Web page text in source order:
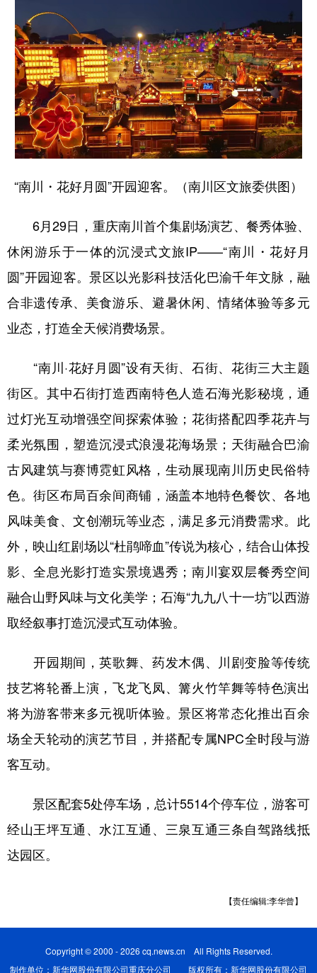
“南川・花好月圆”开园迎客。（南川区文旅委供图）
6月29日，重庆南川首个集剧场演艺、餐秀体验、
休闲游乐于一体的沉浸式文旅IP——“南川・花好月
圆”开园迎客。景区以光影科技活化巴渝千年文脉，融
合非遗传承、美食游乐、避暑休闲、情绪体验等多元
业态，打造全天候消费场景。
“南川·花好月圆”设有天街、石街、花街三大主题
街区。其中石街打造西南特色人造石海光影秘境，通
过灯光互动增强空间探索体验；花街搭配四季花卉与
柔光氛围，塑造沉浸式浪漫花海场景；天街融合巴渝
古风建筑与赛博霓虹风格，生动展现南川历史民俗特
色。街区布局百余间商铺，涵盖本地特色餐饮、各地
风味美食、文创潮玩等业态，满足多元消费需求。此
外，映山红剧场以“杜鹃啼血”传说为核心，结合山体投
影、全息光影打造实景境遇秀；南川宴双层餐秀空间
融合山野风味与文化美学；石海“九九八十一坊”以西游
取经叙事打造沉浸式互动体验。
开园期间，英歌舞、药发木偶、川剧变脸等传统
技艺将轮番上演，飞龙飞凤、篝火竹竿舞等特色演出
将为游客带来多元视听体验。景区将常态化推出百余
场全天轮动的演艺节目，并搭配专属NPC全时段与游
客互动。
景区配套5处停车场，总计5514个停车位，游客可
经山王坪互通、水江互通、三泉互通三条自驾路线抵
达园区。
【责任编辑:李华曾】
Copyright © 2000 - 2026 cq.news.cn All Rights Reserved.
制作单位：新华网股份有限公司重庆分公司 版权所有：新华网股份有限公司